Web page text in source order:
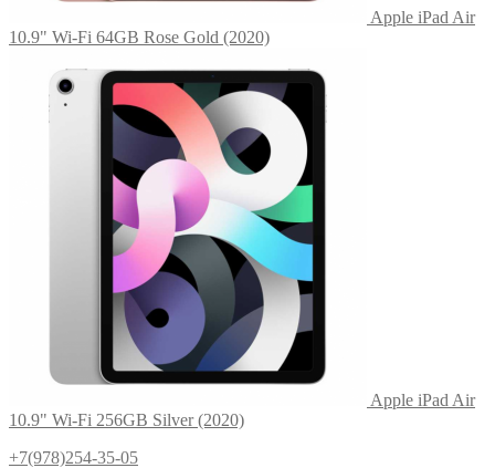
Apple iPad Air
10.9" Wi-Fi 64GB Rose Gold (2020)
Apple iPad Air
10.9" Wi-Fi 256GB Silver (2020)
+7(978)254-35-05